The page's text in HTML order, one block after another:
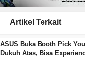
Artikel Terkait
ASUS Buka Booth Pick
Dukuh Atas, Bisa